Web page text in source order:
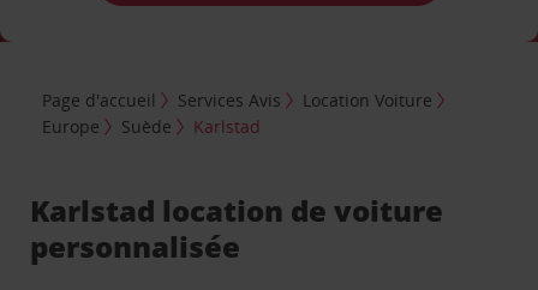
Page d'accueil Services Avis
Location Voiture
Europe
Suède Karlstad
Karlstad location de voiture
personnalisée